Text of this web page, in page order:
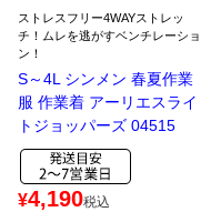
ストレスフリー4WAYストレッ
チ！ムレを逃がすベンチレーショ
ン！
S～4L シンメン 春夏作業
服 作業着 アーリエスライ
トジョッパーズ 04515
¥4,190税込